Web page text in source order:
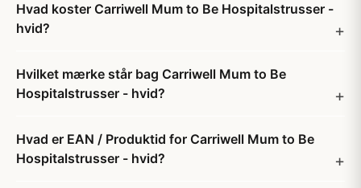
Hvad koster Carriwell Mum to Be Hospitalstrusser -
hvid?
Hvilket mærke står bag Carriwell Mum to Be
Hospitalstrusser - hvid?
Hvad er EAN / Produktid for Carriwell Mum to Be
Hospitalstrusser - hvid?